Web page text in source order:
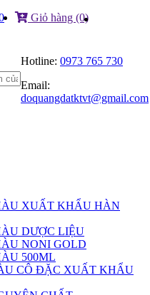
Giỏ hàng (0)
Hotline: 0973 765 730
Email:
doquangdatktvt@gmail.com
XUẤT KHẨU HÀN
DƯỢC LIỆU
NONI GOLD
500ML
CÔ ĐẶC XUẤT KHẨU